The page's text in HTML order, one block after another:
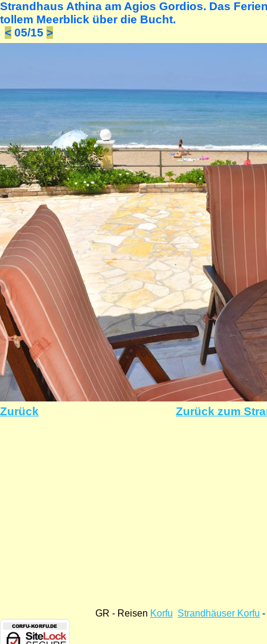
Strandhaus Athina am Agios Gordios. Das
tollem Meerblick über die Bucht.
< 05/15 >
Zurück Zurück zum
GR - Reisen Korfu Strandhäuser Korfu -